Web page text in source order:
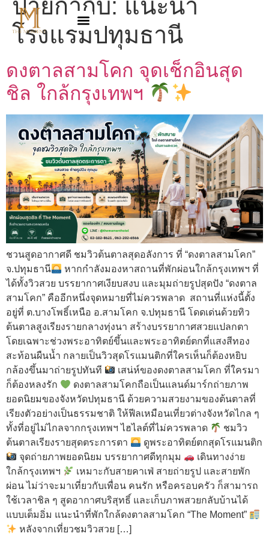
ป้ายกำกับ: แนะนำ
โรงแรมปทุมธานี
ดงตาลสามโคก จุดเช็กอินสุด
ชิล ใกล้กรุงเทพฯ
ชวนสูดอากาศดี ชมวิวต้นตาลสุดอลังการ ที่ “ดงตาลสามโคก”
จ.ปทุมธานี
หากกำลังมองหาสถานที่พักผ่อนใกล้กรุงเทพฯ ที่
ได้ทั้งวิวสวย บรรยากาศเงียบสงบ และมุมถ่ายรูปสุดปัง “ดงตาล
สามโคก” คืออีกหนึ่งจุดหมายที่ไม่ควรพลาด สถานที่แห่งนี้ตั้ง
อยู่ที่ ต.บางโพธิ์เหนือ อ.สามโคก จ.ปทุมธานี โดดเด่นด้วยทิว
ต้นตาลสูงเรียงรายกลางทุ่งนา สร้างบรรยากาศสวยแปลกตา
โดยเฉพาะช่วงพระอาทิตย์ขึ้นและพระอาทิตย์ตกที่แสงสีทอง
สะท้อนผืนน้ำ กลายเป็นวิวสุดโรแมนติกที่ใครเห็นก็ต้องหยิบ
กล้องขึ้นมาถ่ายรูปทันที
เสน่ห์ของดงตาลสามโคก ที่ใครมา
ก็ต้องหลงรัก
ดงตาลสามโคกถือเป็นแลนด์มาร์กถ่ายภาพ
ยอดนิยมของจังหวัดปทุมธานี ด้วยความสวยงามของต้นตาลที่
เรียงตัวอย่างเป็นธรรมชาติ ให้ฟีลเหมือนเที่ยวต่างจังหวัดไกล ๆ
ทั้งที่อยู่ไม่ไกลจากกรุงเทพฯ ไฮไลต์ที่ไม่ควรพลาด
ชมวิว
ต้นตาลเรียงรายสุดตระการตา
ดูพระอาทิตย์ตกสุดโรแมนติก
จุดถ่ายภาพยอดนิยม บรรยากาศดีทุกมุม
เดินทางง่าย
ใกล้กรุงเทพฯ
เหมาะกับสายคาเฟ่ สายถ่ายรูป และสายพัก
ผ่อน ไม่ว่าจะมาเที่ยวกับเพื่อน คนรัก หรือครอบครัว ก็สามารถ
ใช้เวลาชิล ๆ สูดอากาศบริสุทธิ์ และเก็บภาพสวยกลับบ้านได้
แบบเต็มอิ่ม แนะนำที่พักใกล้ดงตาลสามโคก “The Moment”
หลังจากเที่ยวชมวิวสวย […]